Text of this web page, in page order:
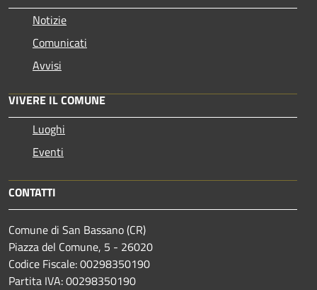
Notizie
Comunicati
Avvisi
VIVERE IL COMUNE
Luoghi
Eventi
CONTATTI
Comune di San Bassano (CR)
Piazza del Comune, 5 - 26020
Codice Fiscale: 00298350190
Partita IVA: 00298350190